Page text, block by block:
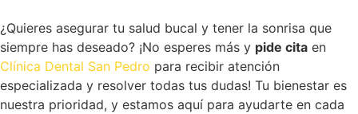
¿Quieres asegurar tu salud bucal y tener la sonrisa que
siempre has deseado? ¡No esperes más y pide cita en
Clínica Dental San Pedro para recibir atención
especializada y resolver todas tus dudas! Tu bienestar es
nuestra prioridad, y estamos aquí para ayudarte en cada